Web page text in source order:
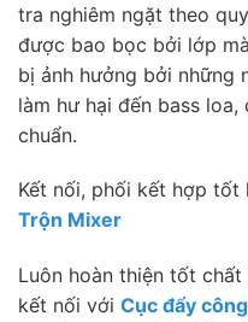
tra nghiêm ngặt theo
được bao bọc bởi lớp
bị ảnh hưởng bởi những
làm hư hại đến bass
chuẩn.
Kết nối, phối kết hợp tốt
Trộn Mixer
Luôn hoàn thiện tốt
kết nối với Cục đẩy